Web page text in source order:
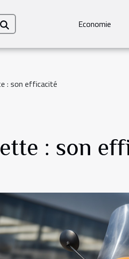
Economie
: son efficacité
: son